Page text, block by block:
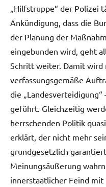
„Hilfstruppe“ der Polizei
Ankündigung, dass die
der Planung der
eingebunden wird, geht
Schritt weiter. Damit wird
verfassungsgemäße
die
geführt. Gleichzeitig
herrschenden Politik
erklärt, der nicht mehr
grundgesetzlich
Meinungsäußerung
innerstaatlicher Feind